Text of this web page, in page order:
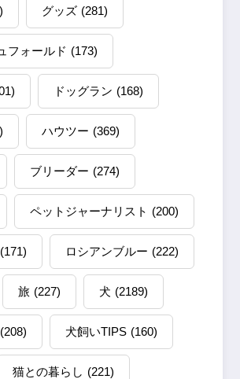
グッズ (281)
フォールド (173)
ドッグラン (168)
ハウツー (369)
ブリーダー (274)
ペットジャーナリスト (200)
(171) ロシアンブルー (222)
旅 (227) 犬 (2189)
(208) 犬飼いTIPS (160)
猫との暮らし (221)